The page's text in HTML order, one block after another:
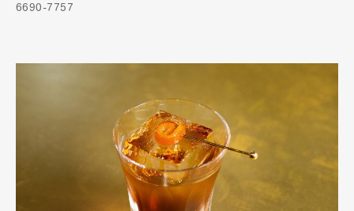
6690-7757